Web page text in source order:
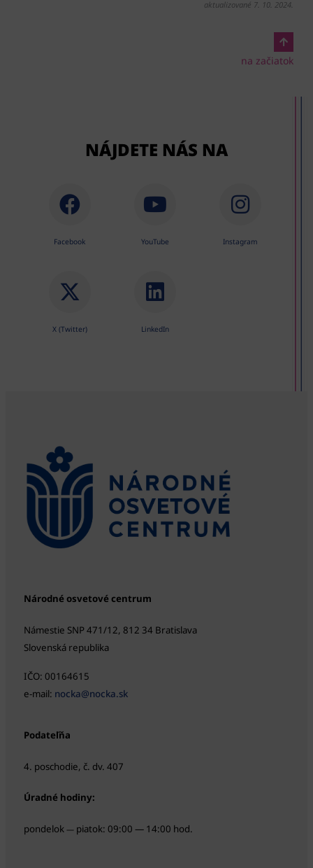
aktualizované 7. 10. 2024.
na začiatok
NÁJDETE NÁS NA
Facebook YouTube Instagram
X (Twitter) LinkedIn
Národné osvetové centrum
Námestie SNP 471/12, 812 34 Bratislava
Slovenská republika
IČO: 00164615
e-mail: nocka@nocka.sk
Podateľňa
4. poschodie, č. dv. 407
Úradné hodiny:
pondelok — piatok: 09:00 — 14:00 hod.